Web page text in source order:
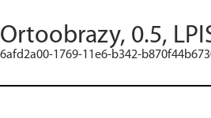
Ortoobrazy, 0.5,
6afd2a00-1769-11e6-b342-